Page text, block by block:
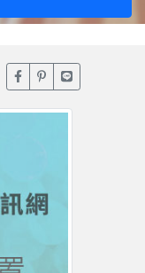
臉書分享(另開新視窗)
噗浪分享(另開新
Line分享(另